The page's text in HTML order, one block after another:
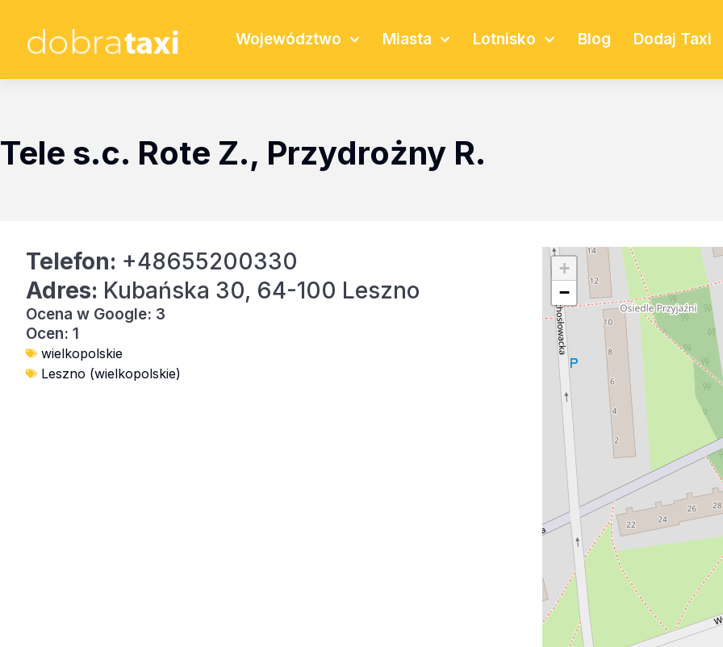
Województwo Miasta Lotnisko Blog Dodaj Taxi
Tele s.c. Rote Z., Przydrożny R.
Telefon: +48655200330
Adres: Kubańska 30, 64-100 Leszno
Ocena w Google: 3
Ocen: 1
wielkopolskie
Leszno (wielkopolskie)
+
−